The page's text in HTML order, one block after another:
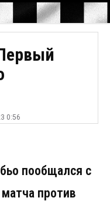
0:56
пообщался с
против